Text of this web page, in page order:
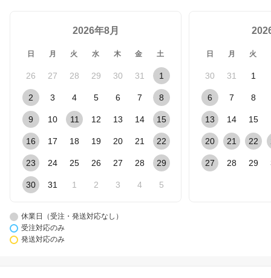
2026年8月
日 月 火 水 木 金 土
26 27 28 29 30 31 1
2 3 4 5 6 7 8
9 10 11 12 13 14 15
16 17 18 19 20 21 22
23 24 25 26 27 28 29
30 31 1 2 3 4 5
日 月 火
30 31 1
6 7 8
13 14 15
20 21 22
27 28 29
休業日（受注・発送対応なし）
受注対応のみ
発送対応のみ